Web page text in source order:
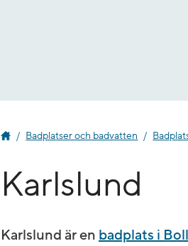
Badplatser och badvatten
Karlslund
Karlslund är en badplats i